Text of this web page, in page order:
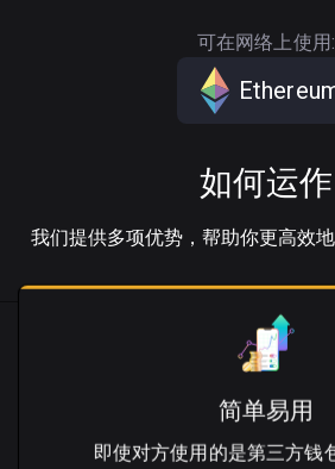
可在网络上使用:
如何运作
我们提供多项优势，帮助你更高效
简单易用
即使对方使用的是第三方钱